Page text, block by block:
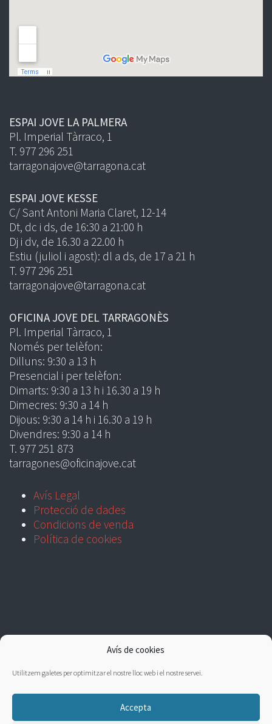
Avís de cookies
Utilitzem galetes per optimitzar el nostre lloc web i el nostre servei.
Accepta
ESPAI JOVE LA PALMERA
Pl. Imperial Tàrraco, 1
T. 977 296 251
tarragonajove@tarragona.cat
ESPAI JOVE KESSE
C/ Sant Antoni Maria Claret, 12-14
Dt, dc i ds, de 16:30 a 21:00 h
Dj i dv, de 16.30 a 22.00 h
Estiu (juliol i agost): dl a ds, de 17 a 21 h
T. 977 296 251
tarragonajove@tarragona.cat
OFICINA JOVE DEL TARRAGONÈS
Pl. Imperial Tàrraco, 1
Només per telèfon:
Dilluns: 9:30 a 13 h
Presencial i per telèfon:
Dimarts: 9:30 a 13 h i 16.30 a 19 h
Dimecres: 9:30 a 14 h
Dijous: 9:30 a 14 h i 16.30 a 19 h
Divendres: 9:30 a 14 h
T. 977 251 873
tarragones@oficinajove.cat
Avís Legal
Protecció de dades
Condicions de venda
Política de cookies